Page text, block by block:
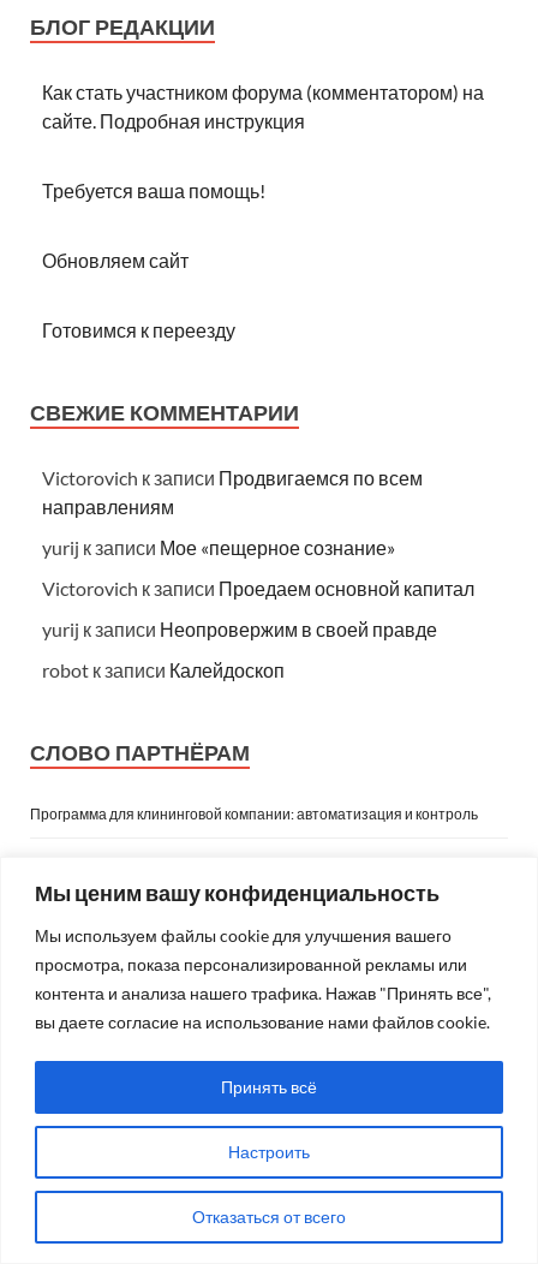
Мы ценим вашу конфиденциальность
Мы используем файлы cookie для улучшения вашего
просмотра, показа персонализированной рекламы или
контента и анализа нашего трафика. Нажав "Принять все",
вы даете согласие на использование нами файлов cookie.
Настроить
Отказаться от всего
Принять всё
БЛОГ РЕДАКЦИИ
Как стать участником форума (комментатором) на
сайте. Подробная инструкция
Требуется ваша помощь!
Обновляем сайт
Готовимся к переезду
СВЕЖИЕ КОММЕНТАРИИ
Victorovich к записи Продвигаемся по всем
направлениям
yurij к записи Мое «пещерное сознание»
Victorovich к записи Проедаем основной капитал
yurij к записи Неопровержим в своей правде
robot к записи Калейдоскоп
СЛОВО ПАРТНЁРАМ
Программа для клининговой компании: автоматизация и контроль
заходят в тупик
Что изменилось в обучении сметчиков в текущем году: новые
требования, софт и навыки, без которых уже не обойтись
Курсы китайского языка с нуля: с чего начать
Событий не найдено.